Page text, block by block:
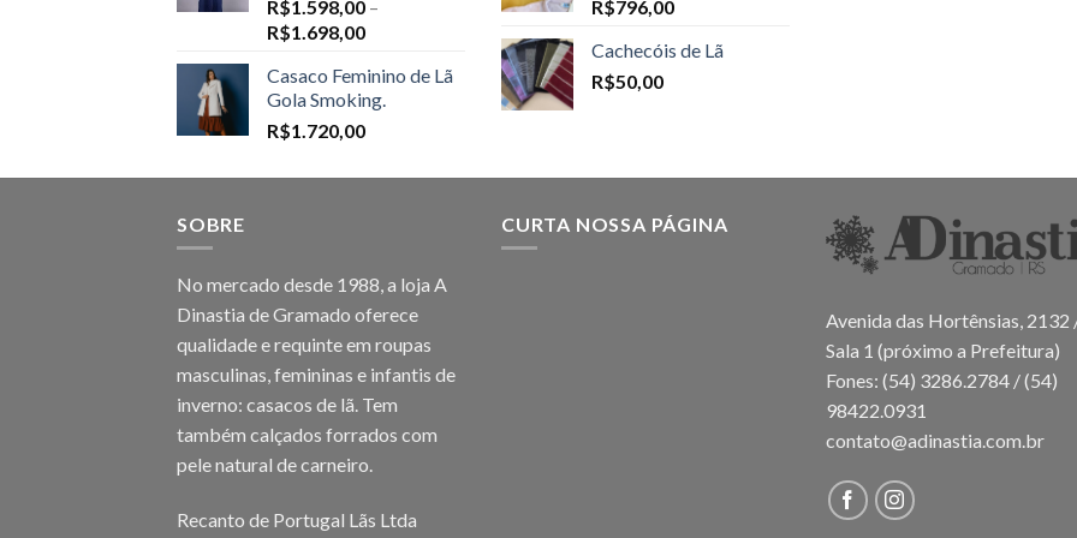
R$1.598,00 –
R$1.698,00Price
R$1.598,00
through
R$1.698,00
Casaco Feminino de Lã
Gola Smoking.
R$1.720,00
R$796,00
Cachecóis de Lã
R$50,00
SOBRE
No mercado desde 1988, a loja A
Dinastia de Gramado oferece
qualidade e requinte em roupas
masculinas, femininas e infantis de
inverno: casacos de lã. Tem
também calçados forrados com
pele natural de carneiro.
Recanto de Portugal Lãs Ltda
CURTA NOSSA PÁGINA
Avenida das Hortênsias, 2132
Sala 1 (próximo a Prefeitura)
Fones: (54) 3286.2784 / (54)
98422.0931
contato@adinastia.com.br